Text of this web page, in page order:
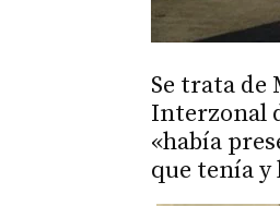
Se trata de
Interzonal
«había
que tenía y